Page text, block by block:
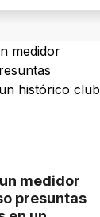
medidor
presuntas